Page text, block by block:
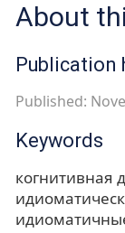
About
Publication
Published:
Keywords
когнитивная